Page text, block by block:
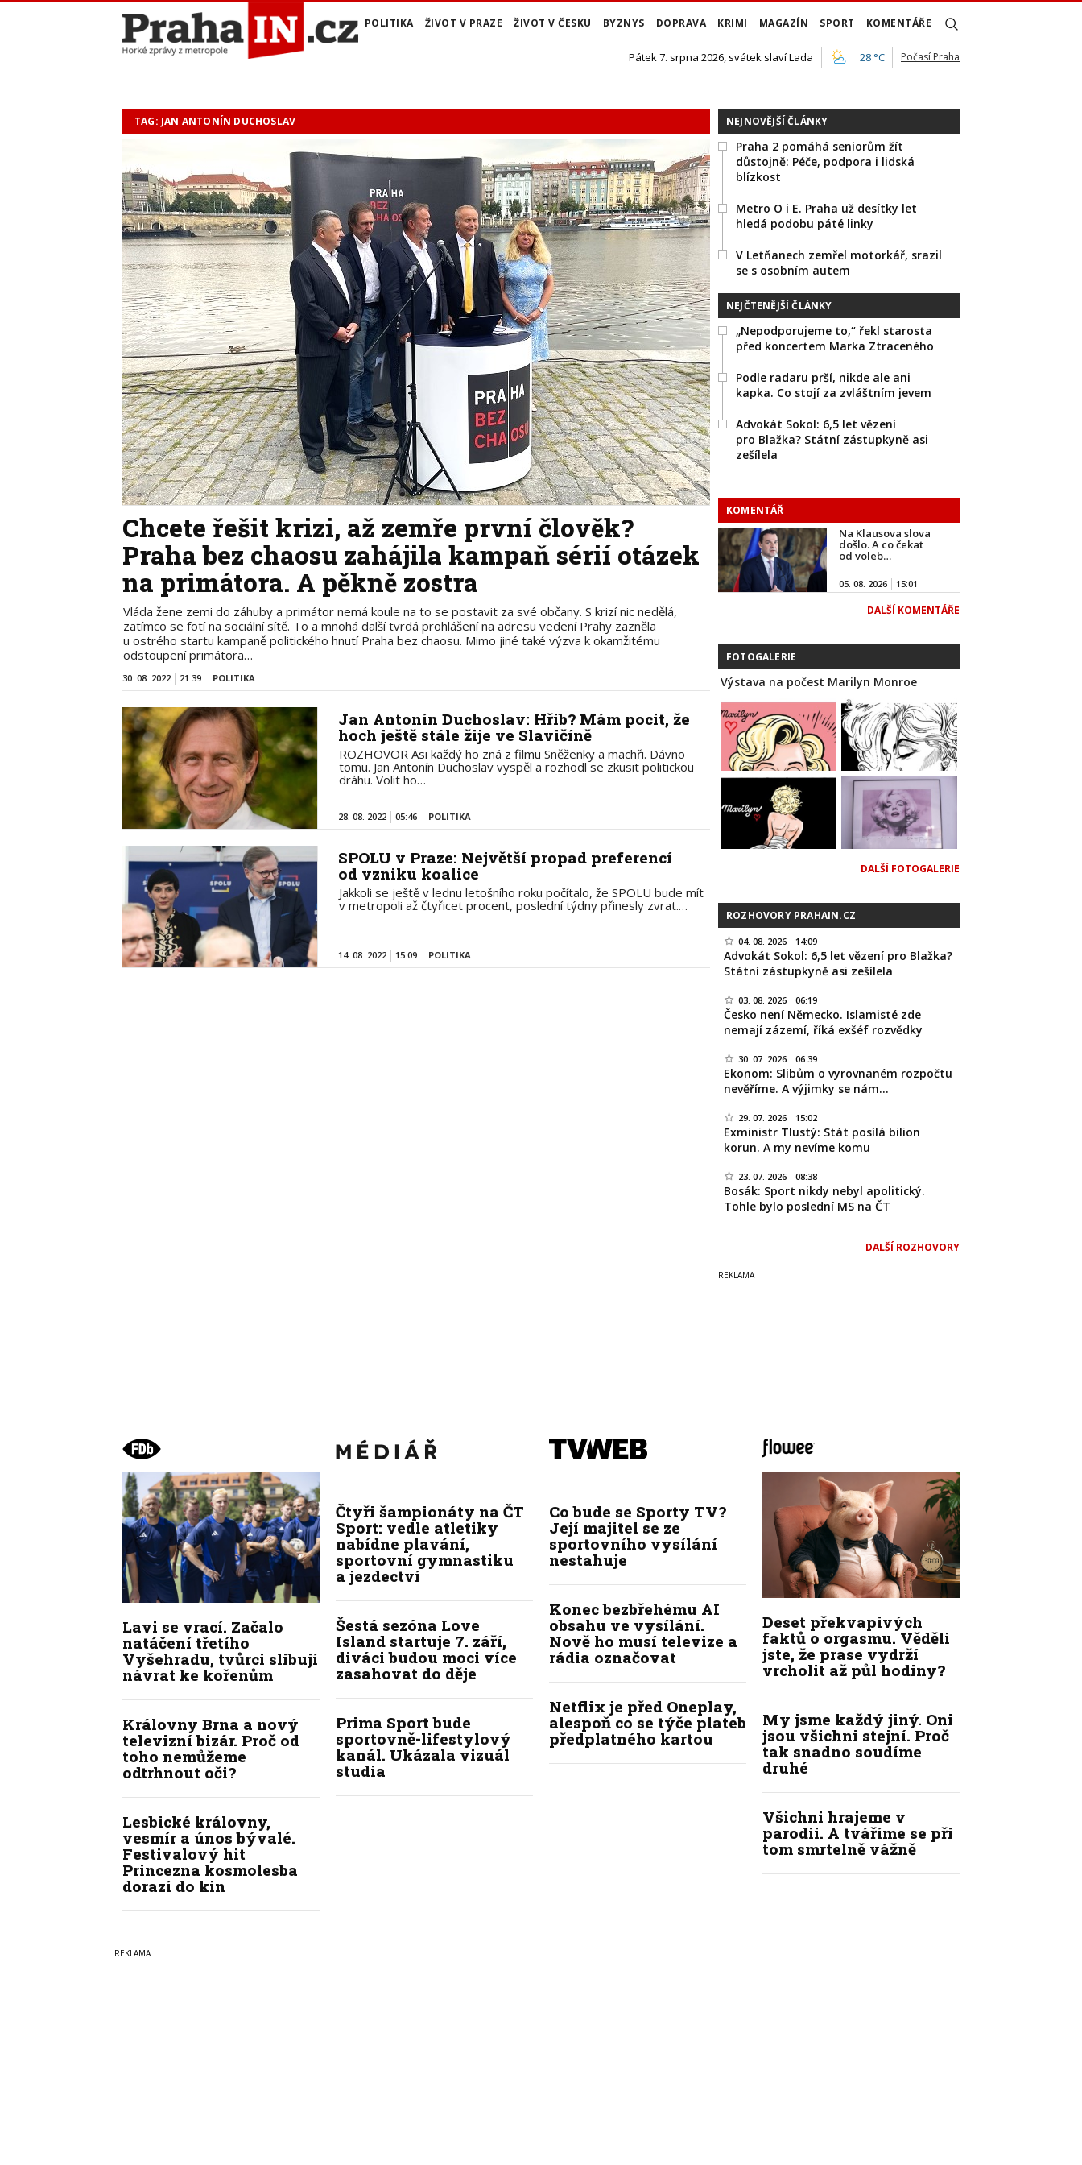
POLITIKA ŽIVOT V PRAZE ŽIVOT V ČESKU BYZNYS DOPRAVA KRIMI MAGAZÍN SPORT KOMENTÁŘE
Pátek 7. srpna 2026, svátek slaví Lada 28 °C Počasí Praha
TAG: JAN ANTONÍN DUCHOSLAV
Chcete řešit krizi, až zemře první člověk?
Praha bez chaosu zahájila kampaň sérií otázek
na primátora. A pěkně zostra
Vláda žene zemi do záhuby a primátor nemá koule na to se postavit za své občany. S krizí nic nedělá,
zatímco se fotí na sociální sítě. To a mnohá další tvrdá prohlášení na adresu vedení Prahy zazněla
u ostrého startu kampaně politického hnutí Praha bez chaosu. Mimo jiné také výzva k okamžitému
odstoupení primátora…
30. 08. 2022 21:39 POLITIKA
Jan Antonín Duchoslav: Hřib? Mám pocit, že
hoch ještě stále žije ve Slavičíně
ROZHOVOR Asi každý ho zná z filmu Sněženky a machři. Dávno
tomu. Jan Antonín Duchoslav vyspěl a rozhodl se zkusit politickou
dráhu. Volit ho…
28. 08. 2022 05:46 POLITIKA
SPOLU v Praze: Největší propad preferencí
od vzniku koalice
Jakkoli se ještě v lednu letošního roku počítalo, že SPOLU bude mít
v metropoli až čtyřicet procent, poslední týdny přinesly zvrat.…
14. 08. 2022 15:09 POLITIKA
NEJNOVĚJŠÍ ČLÁNKY
Praha 2 pomáhá seniorům žít
důstojně: Péče, podpora i lidská
blízkost
Metro O i E. Praha už desítky let
hledá podobu páté linky
V Letňanech zemřel motorkář, srazil
se s osobním autem
NEJČTENĚJŠÍ ČLÁNKY
„Nepodporujeme to,“ řekl starosta
před koncertem Marka Ztraceného
Podle radaru prší, nikde ale ani
kapka. Co stojí za zvláštním jevem
Advokát Sokol: 6,5 let vězení
pro Blažka? Státní zástupkyně asi
zešílela
KOMENTÁŘ
Na Klausova slova
došlo. A co čekat
od voleb…
05. 08. 2026 15:01
DALŠÍ KOMENTÁŘE
FOTOGALERIE
Výstava na počest Marilyn Monroe
DALŠÍ FOTOGALERIE
ROZHOVORY PRAHAIN.CZ
04. 08. 2026 14:09
Advokát Sokol: 6,5 let vězení pro Blažka?
Státní zástupkyně asi zešílela
03. 08. 2026 06:19
Česko není Německo. Islamisté zde
nemají zázemí, říká exšéf rozvědky
30. 07. 2026 06:39
Ekonom: Slibům o vyrovnaném rozpočtu
nevěříme. A výjimky se nám…
29. 07. 2026 15:02
Exministr Tlustý: Stát posílá bilion
korun. A my nevíme komu
23. 07. 2026 08:38
Bosák: Sport nikdy nebyl apolitický.
Tohle bylo poslední MS na ČT
DALŠÍ ROZHOVORY
Lavi se vrací. Začalo
natáčení třetího
Vyšehradu, tvůrci slibují
návrat ke kořenům
Královny Brna a nový
televizní bizár. Proč od
toho nemůžeme
odtrhnout oči?
Lesbické královny,
vesmír a únos bývalé.
Festivalový hit
Princezna kosmolesba
dorazí do kin
Čtyři šampionáty na ČT
Sport: vedle atletiky
nabídne plavání,
sportovní gymnastiku
a jezdectví
Šestá sezóna Love
Island startuje 7. září,
diváci budou moci více
zasahovat do děje
Prima Sport bude
sportovně-lifestylový
kanál. Ukázala vizuál
studia
Co bude se Sporty TV?
Její majitel se ze
sportovního vysílání
nestahuje
Konec bezbřehému AI
obsahu ve vysílání.
Nově ho musí televize a
rádia označovat
Netflix je před Oneplay,
alespoň co se týče plateb
předplatného kartou
Deset překvapivých
faktů o orgasmu. Věděli
jste, že prase vydrží
vrcholit až půl hodiny?
My jsme každý jiný. Oni
jsou všichni stejní. Proč
tak snadno soudíme
druhé
Všichni hrajeme v
parodii. A tváříme se při
tom smrtelně vážně